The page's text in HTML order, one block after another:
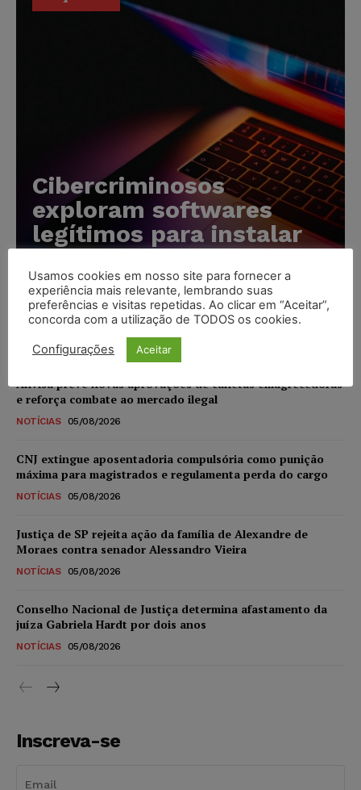
Cibercriminosos
exploram softwares
legítimos para instalar
ferramentas de acesso
remoto em ataques
silenciosos
Anvisa prevê novas aprovações de canetas emagrecedoras
e reforça combate ao mercado ilegal
NOTÍCIAS 05/08/2026
CNJ extingue aposentadoria compulsória como punição
máxima para magistrados e regulamenta perda do cargo
NOTÍCIAS 05/08/2026
Justiça de SP rejeita ação da família de Alexandre de
Moraes contra senador Alessandro Vieira
NOTÍCIAS 05/08/2026
Conselho Nacional de Justiça determina afastamento da
juíza Gabriela Hardt por dois anos
NOTÍCIAS 05/08/2026
Inscreva-se
Usamos cookies em nosso site para fornecer a
experiência mais relevante, lembrando suas
preferências e visitas repetidas. Ao clicar em “Aceitar”,
concorda com a utilização de TODOS os cookies.
Configurações Aceitar